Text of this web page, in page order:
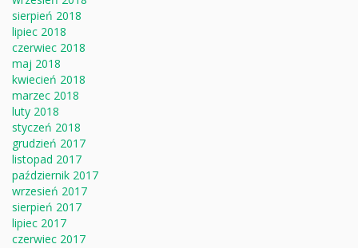
sierpień 2018
lipiec 2018
czerwiec 2018
maj 2018
kwiecień 2018
marzec 2018
luty 2018
styczeń 2018
grudzień 2017
listopad 2017
październik 2017
wrzesień 2017
sierpień 2017
lipiec 2017
czerwiec 2017